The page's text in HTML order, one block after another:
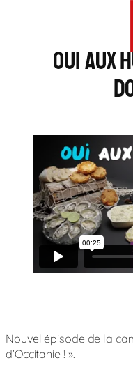
OUI
Nouvel épisode de la
d’Occitanie ! ».